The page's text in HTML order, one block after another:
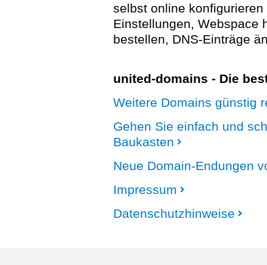
selbst online
Einstellungen, Webspace
bestellen, DNS-Einträge
united-domains - Die
Weitere Domains günstig
Gehen Sie einfach und
Baukasten
Neue Domain-Endungen
Impressum
Datenschutzhinweise